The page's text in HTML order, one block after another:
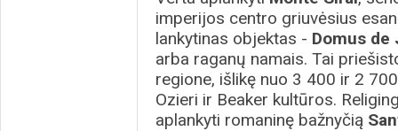
imperijos centro griuvėsius
lankytinas objektas - Domus de
arba raganų namais. Tai
regione, išlikę nuo 3 400 ir 2
Ozieri ir Beaker kultūros.
aplankyti romaninę bažnyčią